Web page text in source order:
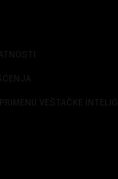
VEŠTAČKE